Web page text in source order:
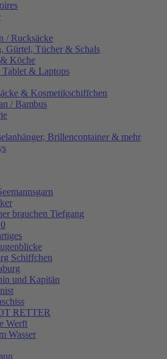
/ Rucksäcke
Gürtel, Tücher & Schals
Köche
Tablet & Laptops
& Kosmetikschiffchen
/ Bambus
Brillencontainer & mehr
brauchen Tiefgang
Schiffchen
und Kapitän
RETTER
Werft
Wasser